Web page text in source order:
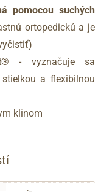
pomocou suchých
ortopedickú a je
- vyznačuje sa
a flexibilnou
klinom